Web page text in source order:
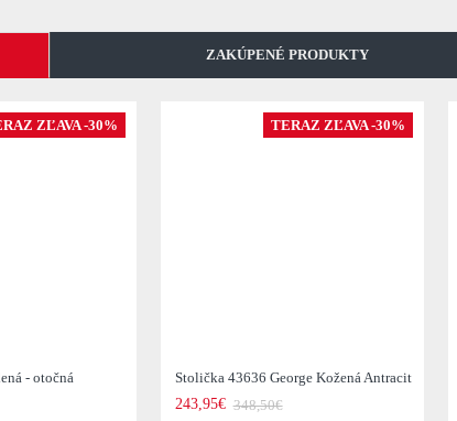
ZAKÚPENÉ PRODUKTY
ZĽAVA -30%
- otočná
TERAZ ZĽAVA -30%
Stolička 43636 George Kožená Antracit
243,95€ 348,50€